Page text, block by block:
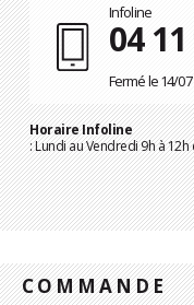
Infoline
04
Fermé le 14/
Horaire Infoline
: Lundi au Vendredi 9h à 12h
COMMANDE